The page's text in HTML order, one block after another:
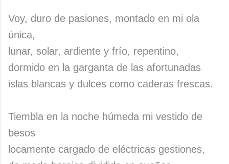
Voy, duro de pasiones, montado en mi ola
única,
lunar, solar, ardiente y frío, repentino,
dormido en la garganta de las afortunadas
islas blancas y dulces como caderas frescas.
Tiembla en la noche húmeda mi vestido de
besos
locamente cargado de eléctricas gestiones,